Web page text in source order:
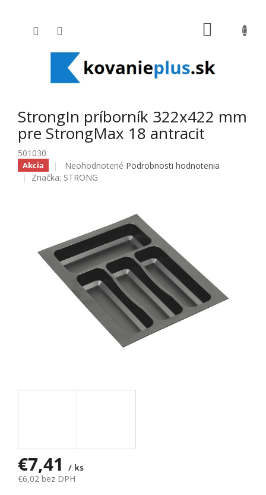
StrongIn príborník 322x422 mm
pre StrongMax 18 antracit
501030
Akcia Priemerné hodnotenie produktu je 0,0 z 5
Neohodnotené Podrobnosti hodnotenia
Značka: STRONG
€7,41
/ ks
€6,02 bez DPH